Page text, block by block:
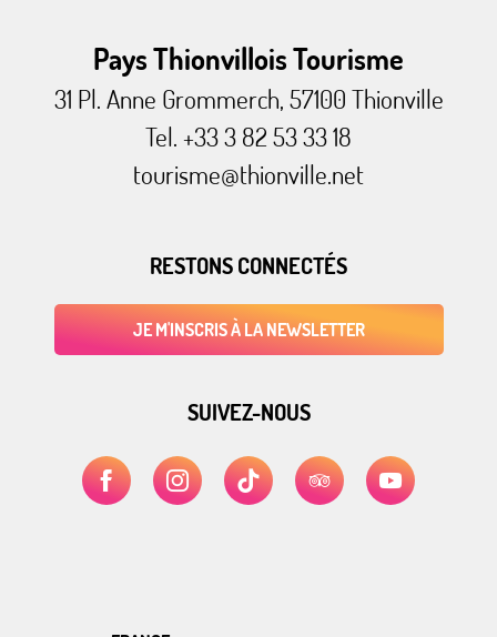
Pays Thionvillois Tourisme
31 Pl. Anne Grommerch, 57100 Thionville
Tel. +33 3 82 53 33 18
tourisme@thionville.net
RESTONS CONNECTÉS
JE M'INSCRIS À LA NEWSLETTER
SUIVEZ-NOUS